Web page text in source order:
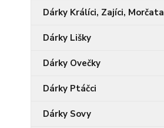
Dárky Králíci, Zajíci, Morčata
Dárky Lišky
Dárky Ovečky
Dárky Ptáčci
Dárky Sovy